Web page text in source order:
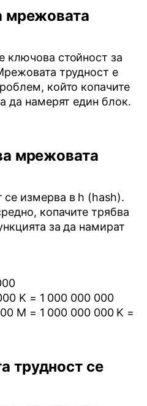
мрежовата
ключова стойност за
трудност е
който копачите
да намерят един блок.
мрежовата
измерва в h (hash).
копачите трябва
за да намират
K = 1 000 000 000
M = 1 000 000 000 K =
трудност се